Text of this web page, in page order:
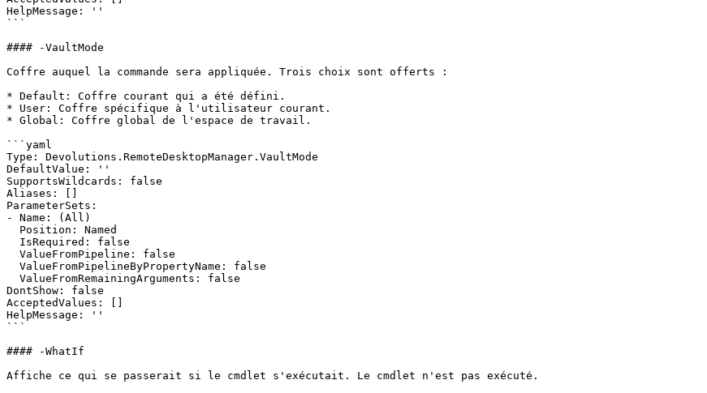
HelpMessage: ''
```
#### -VaultMode
Coffre auquel la commande sera appliquée. Trois choix sont offerts :
* Default: Coffre courant qui a été défini.
* User: Coffre spécifique à l'utilisateur courant.
* Global: Coffre global de l'espace de travail.
```yaml
Type: Devolutions.RemoteDesktopManager.VaultMode
DefaultValue: ''
SupportsWildcards: false
Aliases: []
ParameterSets:
- Name: (All)
DontShow: false
AcceptedValues: []
HelpMessage: ''
```
#### -WhatIf
Affiche ce qui se passerait si le cmdlet s'exécutait. Le cmdlet n'est pas exécuté.